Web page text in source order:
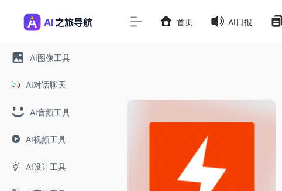
AI图像工具
AI对话聊天
AI音频工具
AI视频工具
AI设计工具
首页 AI日报